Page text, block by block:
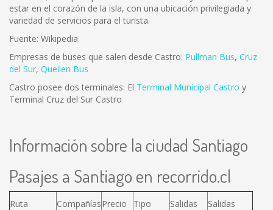
estar en el corazón de la isla, con una ubicación privilegiada y
variedad de servicios para el turista.
Fuente: Wikipedia
Empresas de buses que salen desde Castro: Pullman Bus, Cruz
del Sur, Queilen Bus
Castro posee dos terminales: El Terminal Municipal Castro y
Terminal Cruz del Sur Castro
Información sobre la ciudad Santiago
Pasajes a Santiago en recorrido.cl
Ruta CompañíasPrecio Tipo Salidas Salidas